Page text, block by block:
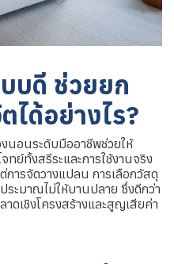
บดี ช่วยยก
ด้อย่างไร?
นอนระดับมืออาชีพช่วยให้
ย์ทั้งสรีระและการใช้งานจริง
การจัดวางแปลน การเลือกวัสดุ
ะมาณไม่ให้บานปลาย ซึ่งดีกว่า
ดเชิงโครงสร้างและสูญเสียค่า